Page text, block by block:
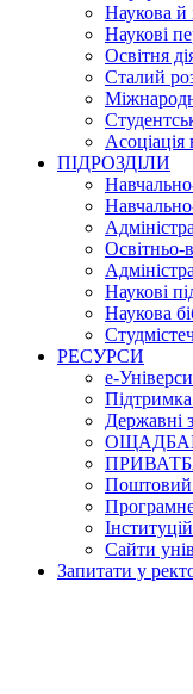
Наукова й
Наукові
Освітня
Сталий
Асоціація
ПІДРОЗДІЛИ
Освітньо-
Наукові
Наукова
РЕСУРСИ
е-
Підтримка
Державні
Поштовий
Сайти
Запитати у